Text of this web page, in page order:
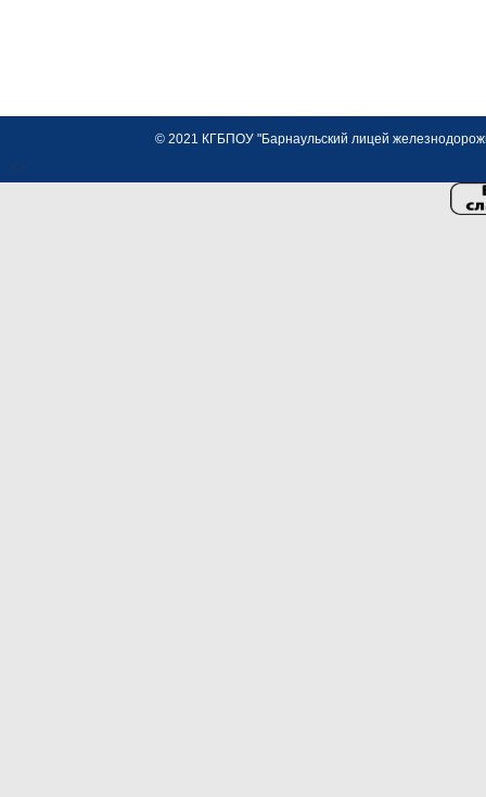
© 2021 КГБПОУ "Барнаульский лицей
<>